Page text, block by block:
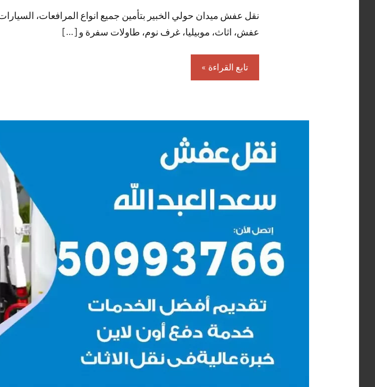
تعليقات
نقل عفش ميدان حولي الخبير بتأمين جميع انواع المرافعات،
عفش، اثاث، موبيليا، غرف نوم، طاولات سفرة و […]
تابع القراءة